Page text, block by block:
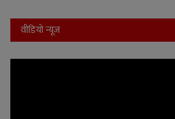
वीडियो न्यूज